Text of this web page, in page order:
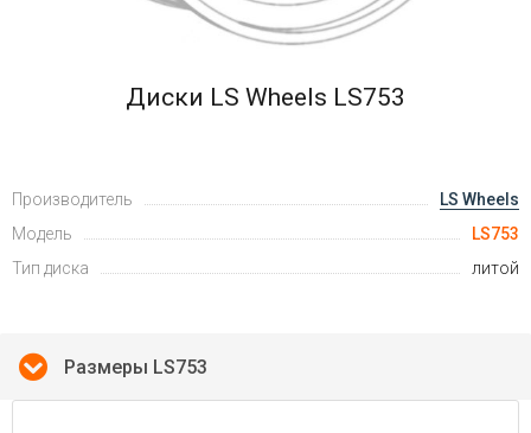
Диски LS Wheels LS753
Производитель
LS Wheels
Модель
LS753
Тип диска
литой
Размеры LS753